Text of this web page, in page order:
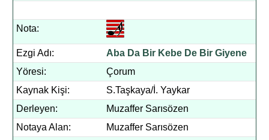
Nota:
Ezgi Adı:
Aba Da Bir Kebe De Bir Giyene
Yöresi:
Çorum
Kaynak Kişi:
S.Taşkaya/İ. Yaykar
Derleyen:
Muzaffer Sarısözen
Notaya Alan:
Muzaffer Sarısözen